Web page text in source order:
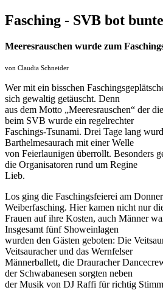
Fasching - SVB bot
Meeresrauschen wurde zum
von Claudia Schneider
Wer mit ein bisschen
sich gewaltig getäuscht. Denn
aus dem Motto „Meeresrauschen“ der
beim SVB wurde ein regelrechter
Faschings-Tsunami. Drei Tage lang
Barthelmesaurach mit einer Welle
von Feierlaunigen überrollt. Besonders
die Organisatoren rund um Regine
Lieb.
Los ging die Faschingsfeierei am
Weiberfasching. Hier kamen nicht nur
Frauen auf ihre Kosten, auch Männer
Insgesamt fünf Showeinlagen
wurden den Gästen geboten: Die
Veitsauracher und das Wernfelser
Männerballett, die Drauracher
der Schwabanesen sorgten neben
der Musik von DJ Raffi für richtig